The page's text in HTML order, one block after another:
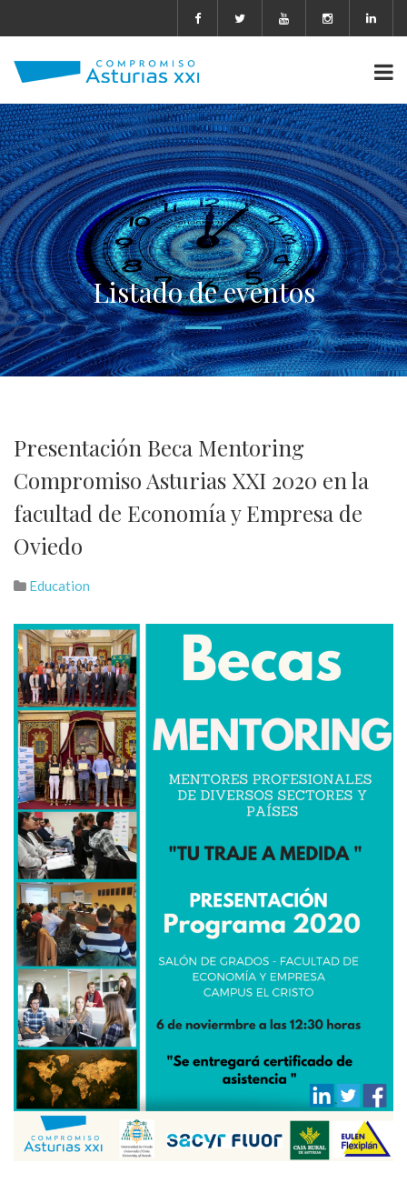
Listado de eventos
Presentación Beca Mentoring
Compromiso Asturias XXI 2020 en la
facultad de Economía y Empresa de
Oviedo
Education